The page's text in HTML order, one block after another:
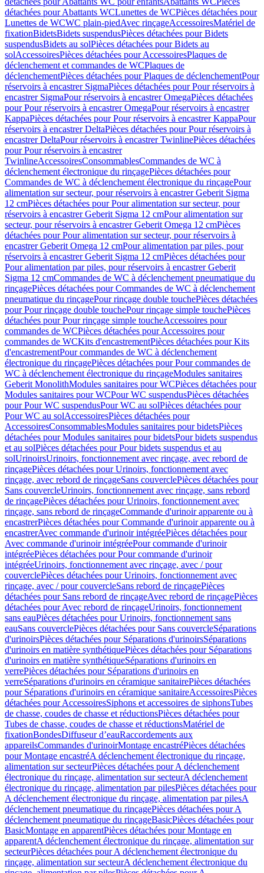
détachées pour Abattants WCLunettes de WCPièces détachées pour
Lunettes de WCWC plain-piedAvec rinçageAccessoiresMatériel de
fixationBidetsBidets suspendusPièces détachées pour Bidets
suspendusBidets au solPièces détachées pour Bidets au
solAccessoiresPièces détachées pour AccessoiresPlaques de
déclenchement et commandes de WCPlaques de
déclenchementPièces détachées pour Plaques de déclenchementPour
réservoirs à encastrer SigmaPièces détachées pour Pour réservoirs à
encastrer SigmaPour réservoirs à encastrer OmegaPièces détachées
pour Pour réservoirs à encastrer OmegaPour réservoirs à encastrer
KappaPièces détachées pour Pour réservoirs à encastrer KappaPour
réservoirs à encastrer DeltaPièces détachées pour Pour réservoirs à
encastrer DeltaPour réservoirs à encastrer TwinlinePièces détachées
pour Pour réservoirs à encastrer
TwinlineAccessoiresConsommablesCommandes de WC à
déclenchement électronique du rinçagePièces détachées pour
Commandes de WC à déclenchement électronique du rinçagePour
alimentation sur secteur, pour réservoirs à encastrer Geberit Sigma
12 cmPièces détachées pour Pour alimentation sur secteur, pour
réservoirs à encastrer Geberit Sigma 12 cmPour alimentation sur
secteur, pour réservoirs à encastrer Geberit Omega 12 cmPièces
détachées pour Pour alimentation sur secteur, pour réservoirs à
encastrer Geberit Omega 12 cmPour alimentation par piles, pour
réservoirs à encastrer Geberit Sigma 12 cmPièces détachées pour
Pour alimentation par piles, pour réservoirs à encastrer Geberit
Sigma 12 cmCommandes de WC à déclenchement pneumatique du
rinçagePièces détachées pour Commandes de WC à déclenchement
pneumatique du rinçagePour rinçage double touchePièces détachées
pour Pour rinçage double touchePour rinçage simple touchePièces
détachées pour Pour rinçage simple toucheAccessoires pour
commandes de WCPièces détachées pour Accessoires pour
commandes de WCKits d'encastrementPièces détachées pour Kits
d'encastrementPour commandes de WC à déclenchement
électronique du rinçagePièces détachées pour Pour commandes de
WC à déclenchement électronique du rinçageModules sanitaires
Geberit MonolithModules sanitaires pour WCPièces détachées pour
Modules sanitaires pour WCPour WC suspendusPièces détachées
pour Pour WC suspendusPour WC au solPièces détachées pour
Pour WC au solAccessoiresPièces détachées pour
AccessoiresConsommablesModules sanitaires pour bidetsPièces
détachées pour Modules sanitaires pour bidetsPour bidets suspendus
et au solPièces détachées pour Pour bidets suspendus et au
solUrinoirsUrinoirs, fonctionnement avec rinçage, avec rebord de
rinçagePièces détachées pour Urinoirs, fonctionnement avec
rinçage, avec rebord de rinçageSans couverclePièces détachées pour
Sans couvercleUrinoirs, fonctionnement avec rinçage, sans rebord
de rinçagePièces détachées pour Urinoirs, fonctionnement avec
rinçage, sans rebord de rinçageCommande d'urinoir apparente ou à
encastrerPièces détachées pour Commande d'urinoir apparente ou à
encastrerAvec commande d'urinoir intégréePièces détachées pour
Avec commande d'urinoir intégréePour commande d'urinoir
intégréePièces détachées pour Pour commande d'urinoir
intégréeUrinoirs, fonctionnement avec rinçage, avec / pour
couverclePièces détachées pour Urinoirs, fonctionnement avec
rinçage, avec / pour couvercleSans rebord de rinçagePièces
détachées pour Sans rebord de rinçageAvec rebord de rinçagePièces
détachées pour Avec rebord de rinçageUrinoirs, fonctionnement
sans eauPièces détachées pour Urinoirs, fonctionnement sans
eauSans couverclePièces détachées pour Sans couvercleSéparations
d'urinoirsPièces détachées pour Séparations d'urinoirsSéparations
d'urinoirs en matière synthétiquePièces détachées pour Séparations
d'urinoirs en matière synthétiqueSéparations d'urinoirs en
verrePièces détachées pour Séparations d'urinoirs en
verreSéparations d'urinoirs en céramique sanitairePièces détachées
pour Séparations d'urinoirs en céramique sanitaireAccessoiresPièces
détachées pour AccessoiresSiphons et accessoires de siphonsTubes
de chasse, coudes de chasse et réductionsPièces détachées pour
Tubes de chasse, coudes de chasse et réductionsMatériel de
fixationBondesDiffuseur d’eauRaccordements aux
appareilsCommandes d'urinoirMontage encastréPièces détachées
pour Montage encastréA déclenchement électronique du rinçage,
alimentation sur secteurPièces détachées pour A déclenchement
électronique du rinçage, alimentation sur secteurA déclenchement
électronique du rinçage, alimentation par pilesPièces détachées pour
A déclenchement électronique du rinçage, alimentation par pilesA
déclenchement pneumatique du rinçagePièces détachées pour A
déclenchement pneumatique du rinçageBasicPièces détachées pour
BasicMontage en apparentPièces détachées pour Montage en
apparentA déclenchement électronique du rinçage, alimentation sur
secteurPièces détachées pour A déclenchement électronique du
rinçage, alimentation sur secteurA déclenchement électronique du